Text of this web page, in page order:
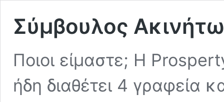
Σύμβουλος
Ποιοι είμαστε; Η
ήδη διαθέτει 4 γραφεία